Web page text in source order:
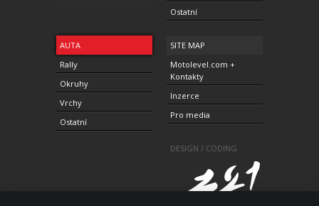
Ostatní
AUTA
Rally
Okruhy
Vrchy
Ostatní
SITE MAP
Motolevel.com +
Kontakty
Inzerce
Pro media
DESIGN / CODING